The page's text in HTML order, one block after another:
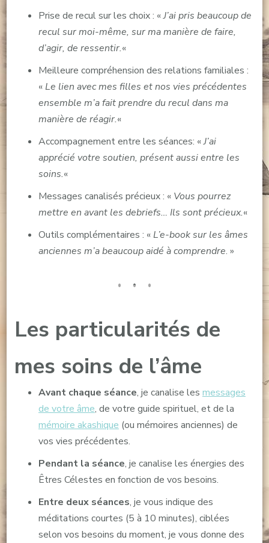
Prise de recul sur les choix : «J’ai pris beaucoup de
recul sur moi-même, sur ma manière de faire,
d’agir, de ressentir.«
Meilleure compréhension des relations familiales :
« Le lien avec mes filles et nos vies précédentes
ensemble m’a fait prendre du recul dans ma
manière de réagir.«
Accompagnement entre les séances: «J’ai
apprécié votre soutien, présent aussi entre les
soins.«
Messages canalisés précieux : « Vous pourrez
mettre en avant les debriefs… Ils sont précieux.«
Outils complémentaires : « L’e-book sur les âmes
anciennes m’a beaucoup aidé à comprendre. »
Les particularités de
mes soins de l’âme
Avant chaque séance, je canalise les messages
de votre âme, de votre guide spirituel, et de la
mémoire akashique (ou mémoires anciennes) de
vos vies précédentes.
Pendant la séance, je canalise les énergies des
Êtres Célestes en fonction de vos besoins.
Entre deux séances, je vous indique des
méditations courtes (5 à 10 minutes), ciblées
selon vos besoins du moment, je vous donne des